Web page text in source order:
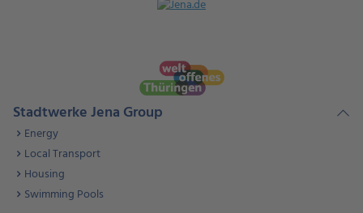
Stadtwerke Jena Group
Energy
Local Transport
Housing
Swimming Pools